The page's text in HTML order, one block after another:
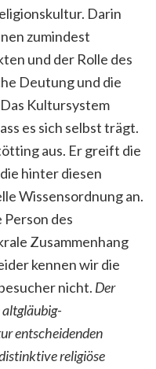
Darin
zumindest
und der Rolle des
Deutung und die
Kultursystem
es sich selbst trägt.
aus. Er greift die
hinter diesen
Wissensordnung an.
des
Zusammenhang
kennen wir die
nicht. Der
entscheidenden
religiöse